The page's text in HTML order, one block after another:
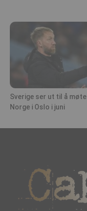
Sverige ser ut til å møte
Norge i Oslo i juni